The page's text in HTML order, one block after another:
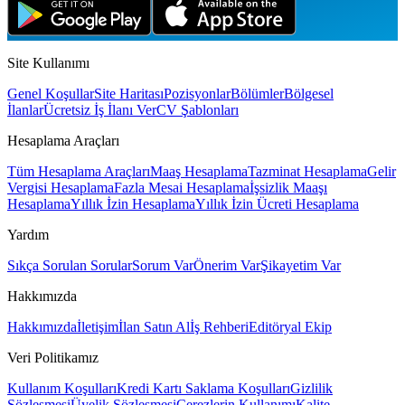
Site Kullanımı
Genel KoşullarSite HaritasıPozisyonlarBölümlerBölgesel
İlanlarÜcretsiz İş İlanı VerCV Şablonları
Hesaplama Araçları
Tüm Hesaplama AraçlarıMaaş HesaplamaTazminat HesaplamaGelir
Vergisi HesaplamaFazla Mesai Hesaplamaİşsizlik Maaşı
HesaplamaYıllık İzin HesaplamaYıllık İzin Ücreti Hesaplama
Yardım
Sıkça Sorulan SorularSorum VarÖnerim VarŞikayetim Var
Hakkımızda
Hakkımızdaİletişimİlan Satın Alİş RehberiEditöryal Ekip
Veri Politikamız
Kullanım KoşullarıKredi Kartı Saklama KoşullarıGizlilik